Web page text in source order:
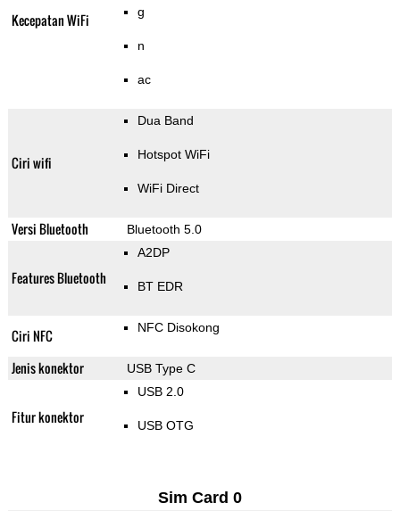
Kecepatan WiFi g
n
ac
Ciri wifi
Dua Band
Hotspot WiFi
WiFi Direct
Versi Bluetooth Bluetooth 5.0
Features Bluetooth
A2DP
BT EDR
Ciri NFC NFC Disokong
Jenis konektor USB Type C
Fitur konektor
USB 2.0
USB OTG
Sim Card 0